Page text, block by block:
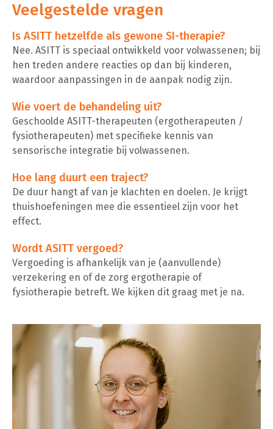
Veelgestelde vragen
Is ASITT hetzelfde als gewone SI-therapie?
Nee. ASITT is speciaal ontwikkeld voor volwassenen; bij
hen treden andere reacties op dan bij kinderen,
waardoor aanpassingen in de aanpak nodig zijn.
Wie voert de behandeling uit?
Geschoolde ASITT-therapeuten (ergotherapeuten /
fysiotherapeuten) met specifieke kennis van
sensorische integratie bij volwassenen.
Hoe lang duurt een traject?
De duur hangt af van je klachten en doelen. Je krijgt
thuishoefeningen mee die essentieel zijn voor het
effect.
Wordt ASITT vergoed?
Vergoeding is afhankelijk van je (aanvullende)
verzekering en of de zorg ergotherapie of
fysiotherapie betreft. We kijken dit graag met je na.